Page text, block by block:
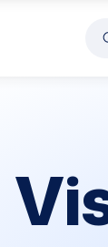
Visita Senologica